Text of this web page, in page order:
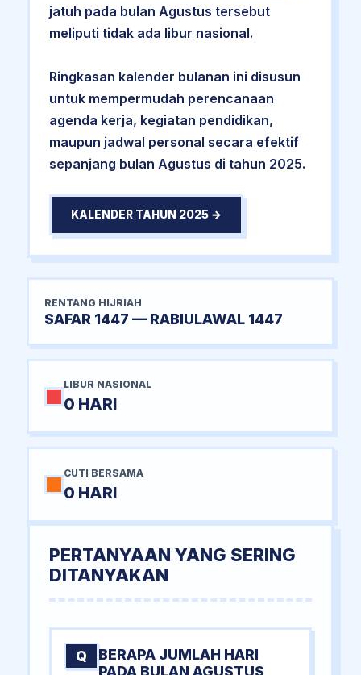
jatuh pada bulan Agustus tersebut
meliputi tidak ada libur nasional.
Ringkasan kalender bulanan ini disusun
untuk mempermudah perencanaan
agenda kerja, kegiatan pendidikan,
maupun jadwal personal secara efektif
sepanjang bulan Agustus di tahun 2025.
KALENDER TAHUN 2025 →
RENTANG HIJRIAH
SAFAR 1447 — RABIULAWAL 1447
LIBUR NASIONAL
0 HARI
CUTI BERSAMA
0 HARI
PERTANYAAN YANG SERING
DITANYAKAN
Q
BERAPA JUMLAH HARI
PADA BULAN AGUSTUS